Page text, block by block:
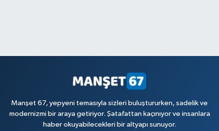
Manşet 67, yepyeni temasıyla sizleri buluştururken, sadelik ve
modernizmi bir araya getiriyor. Şatafattan kaçınıyor ve insanlara
haber okuyabilecekleri bir altyapı sunuyor.